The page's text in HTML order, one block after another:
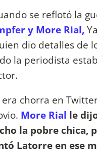
se reflotó la
y More Rial,
dio detalles de
la periodista
era chorra en
More Rial le
la pobre chica,
Latorre en ese